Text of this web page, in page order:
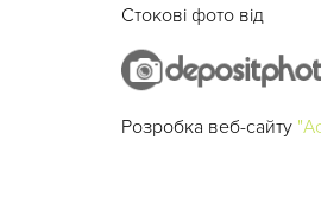
Стокові фото від
Розробка веб-сайту